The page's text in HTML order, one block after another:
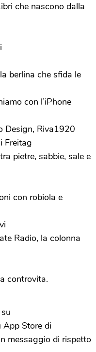
che nascono dalla
berlina che sfida le
con l’iPhone
Design, Riva1920
Freitag
pietre, sabbie, sale e
con robiola e
Radio, la colonna
controvita.
App Store di
messaggio di rispetto